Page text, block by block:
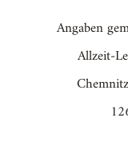
Angaben
Allzeit-